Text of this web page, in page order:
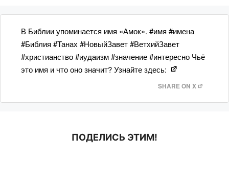
В Библии упоминается имя «Амок». #имя #имена
#Библия #Танах #НовыйЗавет #ВетхийЗавет
#христианство #иудаизм #значение #интересно Чьё
это имя и что оно значит? Узнайте здесь:
SHARE ON X
ПОДЕЛИСЬ ЭТИМ!